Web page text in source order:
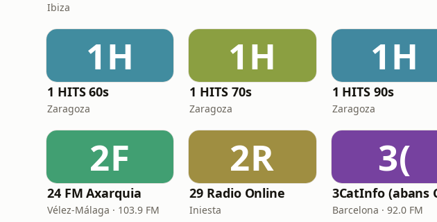
Ibiza
1H
1 HITS 60s
Zaragoza
1H
1 HITS 70s
Zaragoza
1H
1 HITS 90s
Zaragoza
2F
24 FM Axarquia
Vélez-Málaga · 103.9 FM
2R
29 Radio Online
Iniesta
3(
Barcelona · 92.0 FM